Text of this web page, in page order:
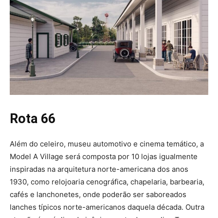
Rota 66
Além do celeiro, museu automotivo e cinema temático, a
Model A Village será composta por 10 lojas igualmente
inspiradas na arquitetura norte-americana dos anos
1930, como relojoaria cenográfica, chapelaria, barbearia,
cafés e lanchonetes, onde poderão ser saboreados
lanches típicos norte-americanos daquela década. Outra